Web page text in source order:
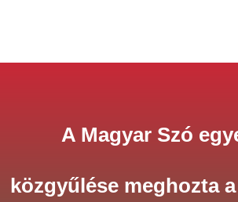
A Magyar Szó
közgyűlése meghozta